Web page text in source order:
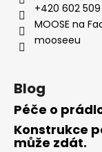
+420 602
MOOSE na
mooseeu
Blog
Péče o
Konstrukce
může zdát.